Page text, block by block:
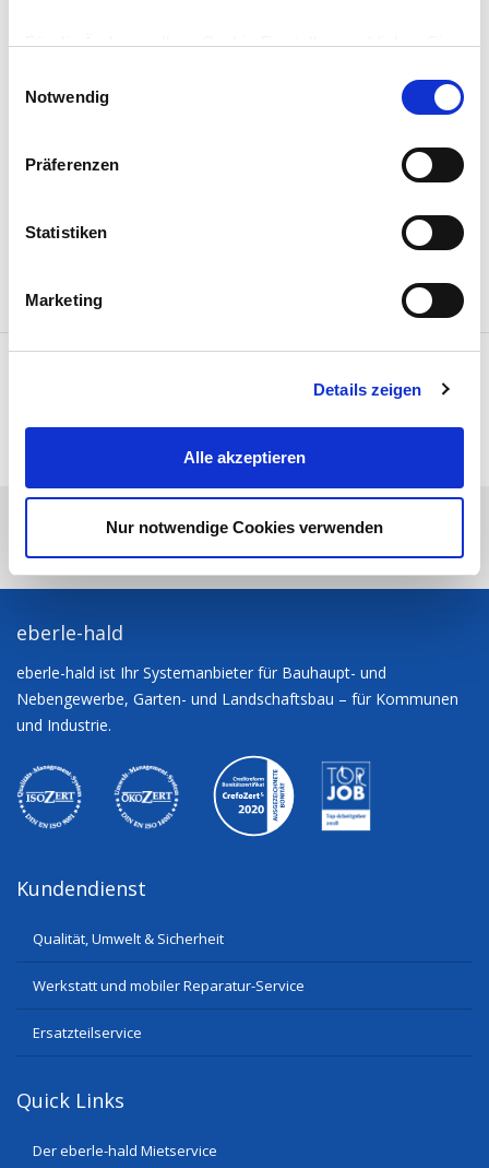
Für die Änderung Ihrer Cookie-Einstellungen klicken Sie
Umständen können durch die Anpassung der
Einstellungen bestimmte Funktionen nicht fehlerfrei
genutzt werden. Weitere Informationen finden Sie in der
unten stehenden Cookie-Erklärung unter "Details zeigen"
l
Notwendig
Präferenzen
Statistiken
Marketing
Details zeigen
Alle akzeptieren
Nur notwendige Cookies verwenden
11 kW / 15 PS
ANGEBOT ANFORDERN
SEITE DRUCKEN
NACH OBEN
Sie möchten?
Produktsortiment
Baumaschinen
Eurocomach 15X Elektrischer Minibagger
eberle-hald
eberle-hald ist Ihr Systemanbieter für Bauhaupt- und
Nebengewerbe, Garten- und Landschaftsbau – für Kommunen
und Industrie.
Kundendienst
Qualität, Umwelt & Sicherheit
Werkstatt und mobiler Reparatur-Service
Ersatzteilservice
Quick Links
Der eberle-hald Mietservice